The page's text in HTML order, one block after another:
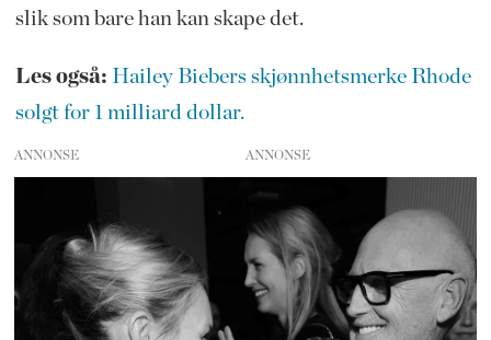
slik som bare han kan skape det.
Les også: Hailey Biebers skjønnhetsmerke Rhode
solgt for 1 milliard dollar.
ANNONSE